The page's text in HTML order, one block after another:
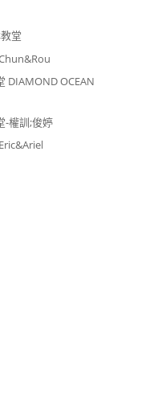
堂
DIAMOND OCEAN
-權訓;俊婷